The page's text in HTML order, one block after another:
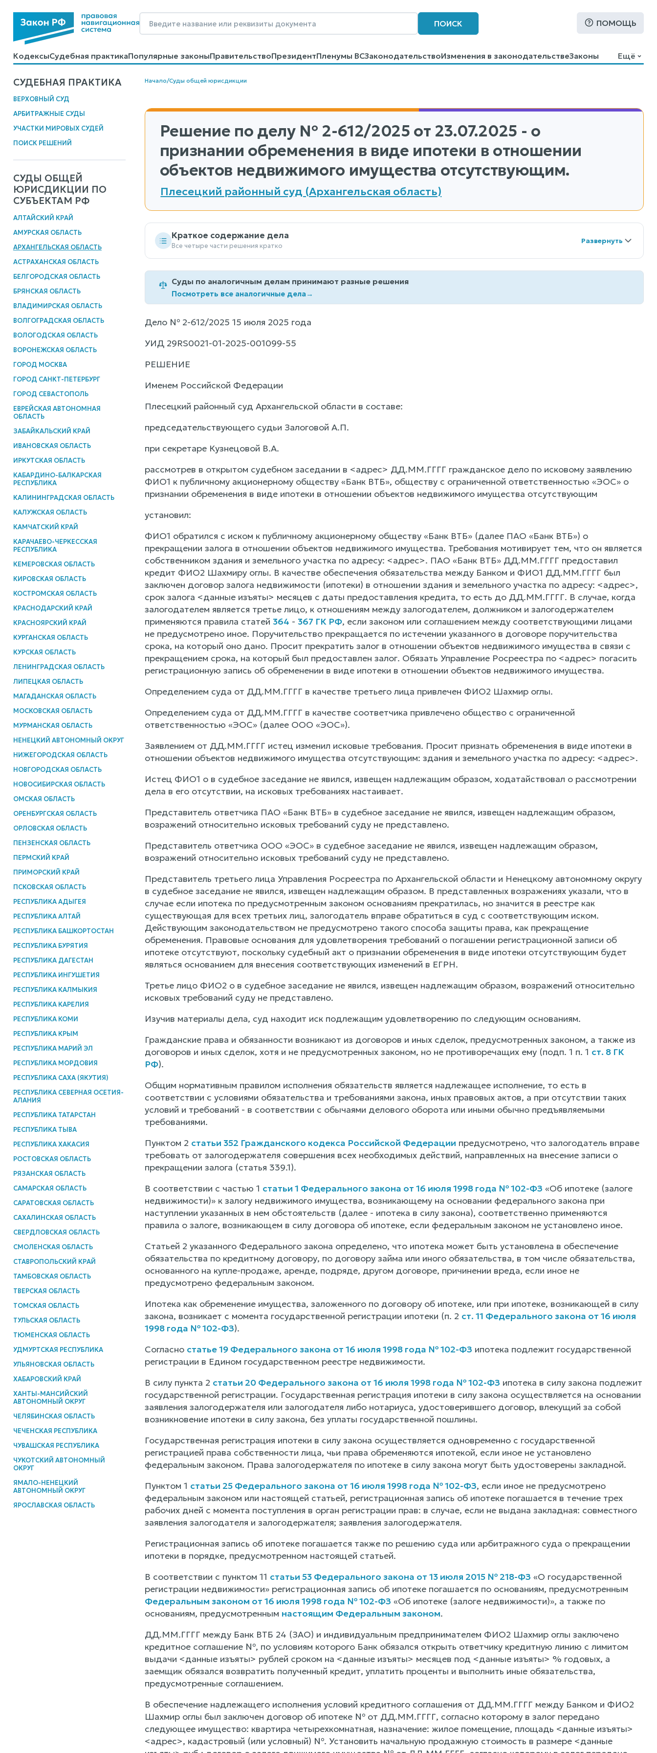
ПОИСК ПОМОЩЬ
КодексыСудебная практикаПопулярные законыПравительствоПрезидентПленумы ВСЗаконодательствоИзменения в законодательствеЗаконы
КалькуляторыСправочные материалыОбразцы договоровКонтактыПомощьПоиск
Ещё
СУДЕБНАЯ ПРАКТИКА
ВЕРХОВНЫЙ СУД
АРБИТРАЖНЫЕ СУДЫ
УЧАСТКИ МИРОВЫХ СУДЕЙ
ПОИСК РЕШЕНИЙ
СУДЫ ОБЩЕЙ
ЮРИСДИКЦИИ ПО
СУБЪЕКТАМ РФ
АЛТАЙСКИЙ КРАЙ
АМУРСКАЯ ОБЛАСТЬ
АРХАНГЕЛЬСКАЯ ОБЛАСТЬ
АСТРАХАНСКАЯ ОБЛАСТЬ
БЕЛГОРОДСКАЯ ОБЛАСТЬ
БРЯНСКАЯ ОБЛАСТЬ
ВЛАДИМИРСКАЯ ОБЛАСТЬ
ВОЛГОГРАДСКАЯ ОБЛАСТЬ
ВОЛОГОДСКАЯ ОБЛАСТЬ
ВОРОНЕЖСКАЯ ОБЛАСТЬ
ГОРОД МОСКВА
ГОРОД САНКТ-ПЕТЕРБУРГ
ГОРОД СЕВАСТОПОЛЬ
ЕВРЕЙСКАЯ АВТОНОМНАЯ
ОБЛАСТЬ
ЗАБАЙКАЛЬСКИЙ КРАЙ
ИВАНОВСКАЯ ОБЛАСТЬ
ИРКУТСКАЯ ОБЛАСТЬ
КАБАРДИНО-БАЛКАРСКАЯ
РЕСПУБЛИКА
КАЛИНИНГРАДСКАЯ ОБЛАСТЬ
КАЛУЖСКАЯ ОБЛАСТЬ
КАМЧАТСКИЙ КРАЙ
КАРАЧАЕВО-ЧЕРКЕССКАЯ
РЕСПУБЛИКА
КЕМЕРОВСКАЯ ОБЛАСТЬ
КИРОВСКАЯ ОБЛАСТЬ
КОСТРОМСКАЯ ОБЛАСТЬ
КРАСНОДАРСКИЙ КРАЙ
КРАСНОЯРСКИЙ КРАЙ
КУРГАНСКАЯ ОБЛАСТЬ
КУРСКАЯ ОБЛАСТЬ
ЛЕНИНГРАДСКАЯ ОБЛАСТЬ
ЛИПЕЦКАЯ ОБЛАСТЬ
МАГАДАНСКАЯ ОБЛАСТЬ
МОСКОВСКАЯ ОБЛАСТЬ
МУРМАНСКАЯ ОБЛАСТЬ
НЕНЕЦКИЙ АВТОНОМНЫЙ ОКРУГ
НИЖЕГОРОДСКАЯ ОБЛАСТЬ
НОВГОРОДСКАЯ ОБЛАСТЬ
НОВОСИБИРСКАЯ ОБЛАСТЬ
ОМСКАЯ ОБЛАСТЬ
ОРЕНБУРГСКАЯ ОБЛАСТЬ
ОРЛОВСКАЯ ОБЛАСТЬ
ПЕНЗЕНСКАЯ ОБЛАСТЬ
ПЕРМСКИЙ КРАЙ
ПРИМОРСКИЙ КРАЙ
ПСКОВСКАЯ ОБЛАСТЬ
РЕСПУБЛИКА АДЫГЕЯ
РЕСПУБЛИКА АЛТАЙ
РЕСПУБЛИКА БАШКОРТОСТАН
РЕСПУБЛИКА БУРЯТИЯ
РЕСПУБЛИКА ДАГЕСТАН
РЕСПУБЛИКА ИНГУШЕТИЯ
РЕСПУБЛИКА КАЛМЫКИЯ
РЕСПУБЛИКА КАРЕЛИЯ
РЕСПУБЛИКА КОМИ
РЕСПУБЛИКА КРЫМ
РЕСПУБЛИКА МАРИЙ ЭЛ
РЕСПУБЛИКА МОРДОВИЯ
РЕСПУБЛИКА САХА (ЯКУТИЯ)
РЕСПУБЛИКА СЕВЕРНАЯ ОСЕТИЯ-
АЛАНИЯ
РЕСПУБЛИКА ТАТАРСТАН
РЕСПУБЛИКА ТЫВА
РЕСПУБЛИКА ХАКАСИЯ
РОСТОВСКАЯ ОБЛАСТЬ
РЯЗАНСКАЯ ОБЛАСТЬ
САМАРСКАЯ ОБЛАСТЬ
САРАТОВСКАЯ ОБЛАСТЬ
САХАЛИНСКАЯ ОБЛАСТЬ
СВЕРДЛОВСКАЯ ОБЛАСТЬ
СМОЛЕНСКАЯ ОБЛАСТЬ
СТАВРОПОЛЬСКИЙ КРАЙ
ТАМБОВСКАЯ ОБЛАСТЬ
ТВЕРСКАЯ ОБЛАСТЬ
ТОМСКАЯ ОБЛАСТЬ
ТУЛЬСКАЯ ОБЛАСТЬ
ТЮМЕНСКАЯ ОБЛАСТЬ
УДМУРТСКАЯ РЕСПУБЛИКА
УЛЬЯНОВСКАЯ ОБЛАСТЬ
ХАБАРОВСКИЙ КРАЙ
ХАНТЫ-МАНСИЙСКИЙ
АВТОНОМНЫЙ ОКРУГ
ЧЕЛЯБИНСКАЯ ОБЛАСТЬ
ЧЕЧЕНСКАЯ РЕСПУБЛИКА
ЧУВАШСКАЯ РЕСПУБЛИКА
ЧУКОТСКИЙ АВТОНОМНЫЙ
ОКРУГ
ЯМАЛО-НЕНЕЦКИЙ
АВТОНОМНЫЙ ОКРУГ
ЯРОСЛАВСКАЯ ОБЛАСТЬ
Начало/Суды общей юрисдикции
Решение по делу № 2-612/2025 от 23.07.2025 - о
признании обременения в виде ипотеки в отношении
объектов недвижимого имущества отсутствующим.
Плесецкий районный суд (Архангельская область)
Краткое содержание дела
Все четыре части решения кратко
Суды по аналогичным делам принимают разные решения
Посмотреть все аналогичные дела→
Дело № 2-612/2025 15 июля 2025 года
УИД 29RS0021-01-2025-001099-55
РЕШЕНИЕ
Именем Российской Федерации
Плесецкий районный суд Архангельской области в составе:
председательствующего судьи Залоговой А.П.
при секретаре Кузнецовой В.А.
рассмотрев в открытом судебном заседании в <адрес> ДД.ММ.ГГГГ гражданское дело по исковому заявлению
ФИО1 к публичному акционерному обществу «Банк ВТБ», обществу с ограниченной ответственностью «ЭОС» о
признании обременения в виде ипотеки в отношении объектов недвижимого имущества отсутствующим
установил:
ФИО1 обратился с иском к публичному акционерному обществу «Банк ВТБ» (далее ПАО «Банк ВТБ») о
прекращении залога в отношении объектов недвижимого имущества. Требования мотивирует тем, что он является
собственником здания и земельного участка по адресу: <адрес>. ПАО «Банк ВТБ» ДД.ММ.ГГГГ предоставил
кредит ФИО2 Шахмиру оглы. В качестве обеспечения обязательства между Банком и ФИО1 ДД.ММ.ГГГГ был
заключен договор залога недвижимости (ипотеки) в отношении здания и земельного участка по адресу: <адрес>,
срок залога <данные изъяты> месяцев с даты предоставления кредита, то есть до ДД.ММ.ГГГГ. В случае, когда
залогодателем является третье лицо, к отношениям между залогодателем, должником и залогодержателем
применяются правила статей 364 - 367 ГК РФ, если законом или соглашением между соответствующими лицами
не предусмотрено иное. Поручительство прекращается по истечении указанного в договоре поручительства
срока, на который оно дано. Просит прекратить залог в отношении объектов недвижимого имущества в связи с
прекращением срока, на который был предоставлен залог. Обязать Управление Росреестра по <адрес> погасить
регистрационную запись об обременении в виде ипотеки в отношении объектов недвижимого имущества.
Определением суда от ДД.ММ.ГГГГ в качестве третьего лица привлечен ФИО2 Шахмир оглы.
Определением суда от ДД.ММ.ГГГГ в качестве соответчика привлечено общество с ограниченной
ответственностью «ЭОС» (далее ООО «ЭОС»).
Заявлением от ДД.ММ.ГГГГ истец изменил исковые требования. Просит признать обременения в виде ипотеки в
отношении объектов недвижимого имущества отсутствующим: здания и земельного участка по адресу: <адрес>.
Истец ФИО1 о в судебное заседание не явился, извещен надлежащим образом, ходатайствовал о рассмотрении
дела в его отсутствии, на исковых требованиях настаивает.
Представитель ответчика ПАО «Банк ВТБ» в судебное заседание не явился, извещен надлежащим образом,
возражений относительно исковых требований суду не представлено.
Представитель ответчика ООО «ЭОС» в судебное заседание не явился, извещен надлежащим образом,
возражений относительно исковых требований суду не представлено.
Представитель третьего лица Управления Росреестра по Архангельской области и Ненецкому автономному округу
в судебное заседание не явился, извещен надлежащим образом. В представленных возражениях указали, что в
случае если ипотека по предусмотренным законом основаниям прекратилась, но значится в реестре как
существующая для всех третьих лиц, залогодатель вправе обратиться в суд с соответствующим иском.
Действующим законодательством не предусмотрено такого способа защиты права, как прекращение
обременения. Правовые основания для удовлетворения требований о погашении регистрационной записи об
ипотеке отсутствуют, поскольку судебный акт о признании обременения в виде ипотеки отсутствующим будет
являться основанием для внесения соответствующих изменений в ЕГРН.
Третье лицо ФИО2 о в судебное заседание не явился, извещен надлежащим образом, возражений относительно
исковых требований суду не представлено.
Изучив материалы дела, суд находит иск подлежащим удовлетворению по следующим основаниям.
Гражданские права и обязанности возникают из договоров и иных сделок, предусмотренных законом, а также из
договоров и иных сделок, хотя и не предусмотренных законом, но не противоречащих ему (подп. 1 п. 1 ст. 8 ГК
РФ).
Общим нормативным правилом исполнения обязательств является надлежащее исполнение, то есть в
соответствии с условиями обязательства и требованиями закона, иных правовых актов, а при отсутствии таких
условий и требований - в соответствии с обычаями делового оборота или иными обычно предъявляемыми
требованиями.
Пунктом 2 статьи 352 Гражданского кодекса Российской Федерации предусмотрено, что залогодатель вправе
требовать от залогодержателя совершения всех необходимых действий, направленных на внесение записи о
прекращении залога (статья 339.1).
В соответствии с частью 1 статьи 1 Федерального закона от 16 июля 1998 года № 102-ФЗ «Об ипотеке (залоге
недвижимости)» к залогу недвижимого имущества, возникающему на основании федерального закона при
наступлении указанных в нем обстоятельств (далее - ипотека в силу закона), соответственно применяются
правила о залоге, возникающем в силу договора об ипотеке, если федеральным законом не установлено иное.
Статьей 2 указанного Федерального закона определено, что ипотека может быть установлена в обеспечение
обязательства по кредитному договору, по договору займа или иного обязательства, в том числе обязательства,
основанного на купле-продаже, аренде, подряде, другом договоре, причинении вреда, если иное не
предусмотрено федеральным законом.
Ипотека как обременение имущества, заложенного по договору об ипотеке, или при ипотеке, возникающей в силу
закона, возникает с момента государственной регистрации ипотеки (п. 2 ст. 11 Федерального закона от 16 июля
1998 года № 102-ФЗ).
Согласно статье 19 Федерального закона от 16 июля 1998 года № 102-ФЗ ипотека подлежит государственной
регистрации в Едином государственном реестре недвижимости.
В силу пункта 2 статьи 20 Федерального закона от 16 июля 1998 года № 102-ФЗ ипотека в силу закона подлежит
государственной регистрации. Государственная регистрация ипотеки в силу закона осуществляется на основании
заявления залогодержателя или залогодателя либо нотариуса, удостоверившего договор, влекущий за собой
возникновение ипотеки в силу закона, без уплаты государственной пошлины.
Государственная регистрация ипотеки в силу закона осуществляется одновременно с государственной
регистрацией права собственности лица, чьи права обременяются ипотекой, если иное не установлено
федеральным законом. Права залогодержателя по ипотеке в силу закона могут быть удостоверены закладной.
Пунктом 1 статьи 25 Федерального закона от 16 июля 1998 года № 102-ФЗ, если иное не предусмотрено
федеральным законом или настоящей статьей, регистрационная запись об ипотеке погашается в течение трех
рабочих дней с момента поступления в орган регистрации прав: в случае, если не выдана закладная: совместного
заявления залогодателя и залогодержателя; заявления залогодержателя.
Регистрационная запись об ипотеке погашается также по решению суда или арбитражного суда о прекращении
ипотеки в порядке, предусмотренном настоящей статьей.
В соответствии с пунктом 11 статьи 53 Федерального закона от 13 июля 2015 № 218-ФЗ «О государственной
регистрации недвижимости» регистрационная запись об ипотеке погашается по основаниям, предусмотренным
Федеральным законом от 16 июля 1998 года № 102-ФЗ «Об ипотеке (залоге недвижимости)», а также по
основаниям, предусмотренным настоящим Федеральным законом.
ДД.ММ.ГГГГ между Банк ВТБ 24 (ЗАО) и индивидуальным предпринимателем ФИО2 Шахмир оглы заключено
кредитное соглашение №, по условиям которого Банк обязался открыть ответчику кредитную линию с лимитом
выдачи <данные изъяты> рублей сроком на <данные изъяты> месяцев под <данные изъяты> % годовых, а
заемщик обязался возвратить полученный кредит, уплатить проценты и выполнить иные обязательства,
предусмотренные соглашением.
В обеспечение надлежащего исполнения условий кредитного соглашения от ДД.ММ.ГГГГ между Банком и ФИО2
Шахмир оглы был заключен договор об ипотеке № от ДД.ММ.ГГГГ, согласно которому в залог передано
следующее имущество: квартира четырехкомнатная, назначение: жилое помещение, площадь <данные изъяты>
<адрес>, кадастровый (или условный) №. Установить начальную продажную стоимость в размере <данные